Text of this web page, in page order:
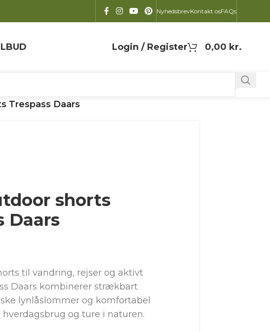
NyhedsbrevKontakt osFAQs
Login / Register 0,00 kr.
Trespass Daars
shorts
Daars
til vandring, rejser og aktivt
Daars kombinerer strækbart
lynlåslommer og komfortabel
og ture i naturen.